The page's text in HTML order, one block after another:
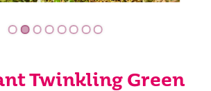
Twinkling Green